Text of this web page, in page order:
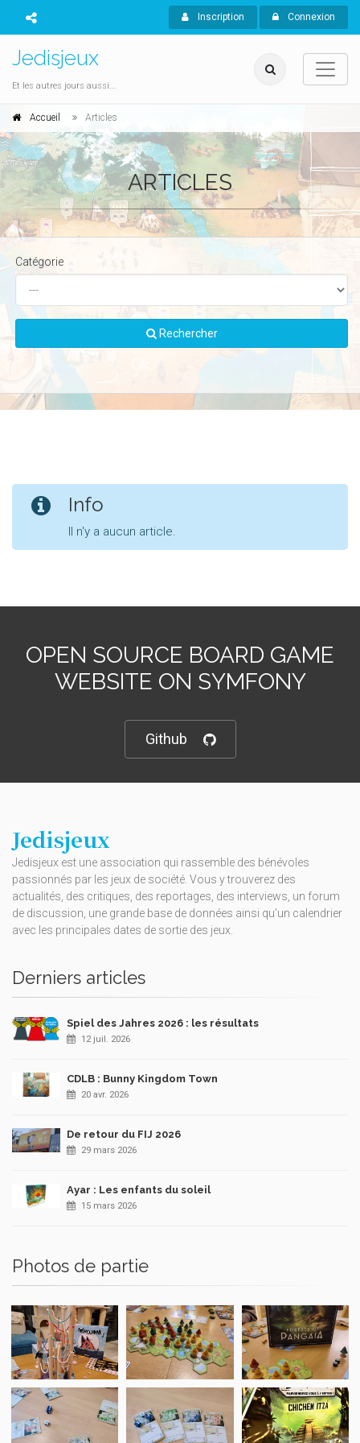
Inscription Connexion
Jedisjeux
Et les autres jours aussi...
Accueil Articles
ARTICLES
Catégorie
Rechercher
Info
Il n'y a aucun article.
OPEN SOURCE BOARD GAME
WEBSITE ON SYMFONY
Github
Jedisjeux
Jedisjeux est une association qui rassemble des bénévoles
passionnés par les jeux de société. Vous y trouverez des
actualités, des critiques, des reportages, des interviews, un forum
de discussion, une grande base de données ainsi qu’un calendrier
avec les principales dates de sortie des jeux.
Derniers articles
Spiel des Jahres 2026 : les résultats
12 juil. 2026
CDLB : Bunny Kingdom Town
20 avr. 2026
De retour du FIJ 2026
29 mars 2026
Ayar : Les enfants du soleil
15 mars 2026
Photos de partie